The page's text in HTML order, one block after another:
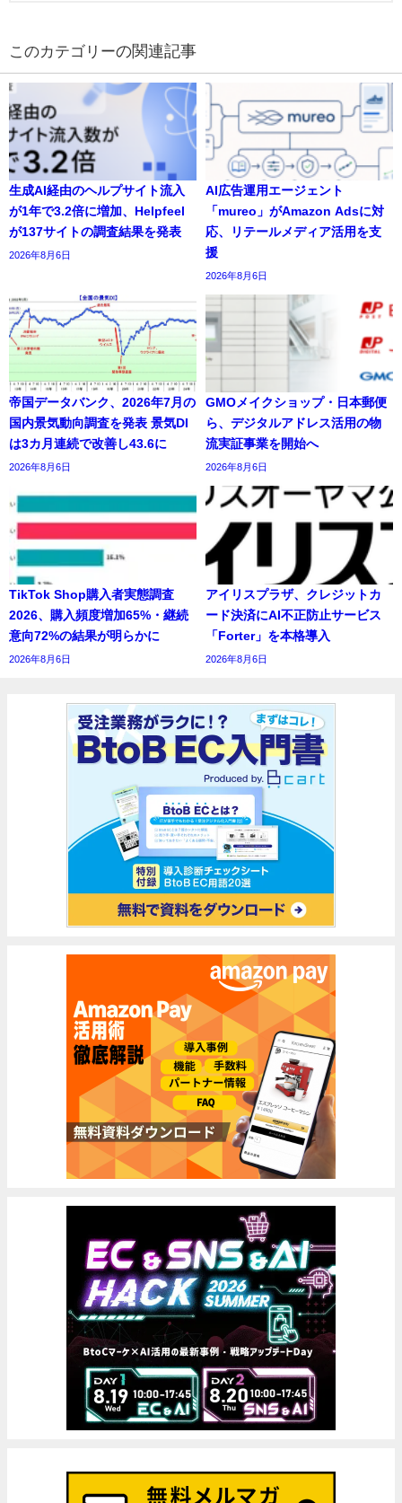
の関連記事
生成AI経由のヘルプサイト流入
が1年で3.2倍に増加、Helpfeel
が137サイトの調査結果を発表
2026年8月6日
AI広告運用エージェント
「mureo」がAmazon Adsに対
応、リテールメディア活用を支
援
2026年8月6日
帝国データバンク、2026年7月の
国内景気動向調査を発表 景気DI
は3カ月連続で改善し43.6に
2026年8月6日
GMOメイクショップ・日本郵便
ら、デジタルアドレス活用の物
流実証事業を開始へ
2026年8月6日
TikTok Shop購入者実態調査
2026、購入頻度増加65%・継続
意向72%の結果が明らかに
2026年8月6日
アイリスプラザ、クレジットカ
ード決済にAI不正防止サービス
「Forter」を本格導入
2026年8月6日